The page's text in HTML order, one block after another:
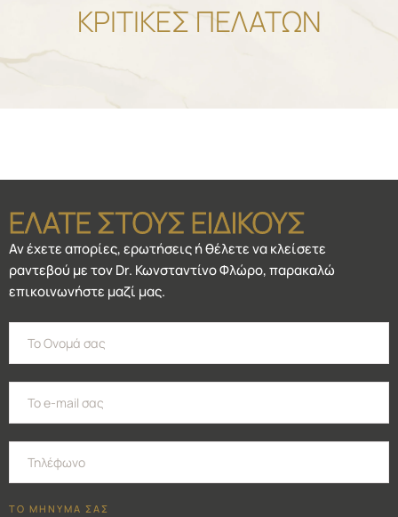
ΚΡΙΤΙΚΕΣ ΠΕΛΑΤΩΝ
ΕΛΑΤΕ ΣΤΟΥΣ ΕΙΔΙΚΟΥΣ
Αν έχετε απορίες, ερωτήσεις ή θέλετε να κλείσετε
ραντεβού με τον Dr. Κωνσταντίνο Φλώρο, παρακαλώ
επικοινωνήστε μαζί μας.
ΤΟ ΜΗΝΥΜΑ ΣΑΣ